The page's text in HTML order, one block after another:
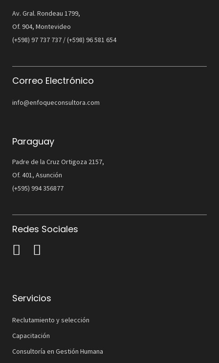
Av. Gral. Rondeau 1799,
Of. 904, Montevideo
(+598) 97 737 737 / (+598) 96 581 654
Correo Electrónico
info@enfoqueconsultora.com
Paraguay
Padre de la Cruz Ortigoza 2157,
Of. 401, Asunción
(+595) 994 356877
Redes Sociales
Servicios
Reclutamiento y selección
Capacitación
Consultoría en Gestión Humana